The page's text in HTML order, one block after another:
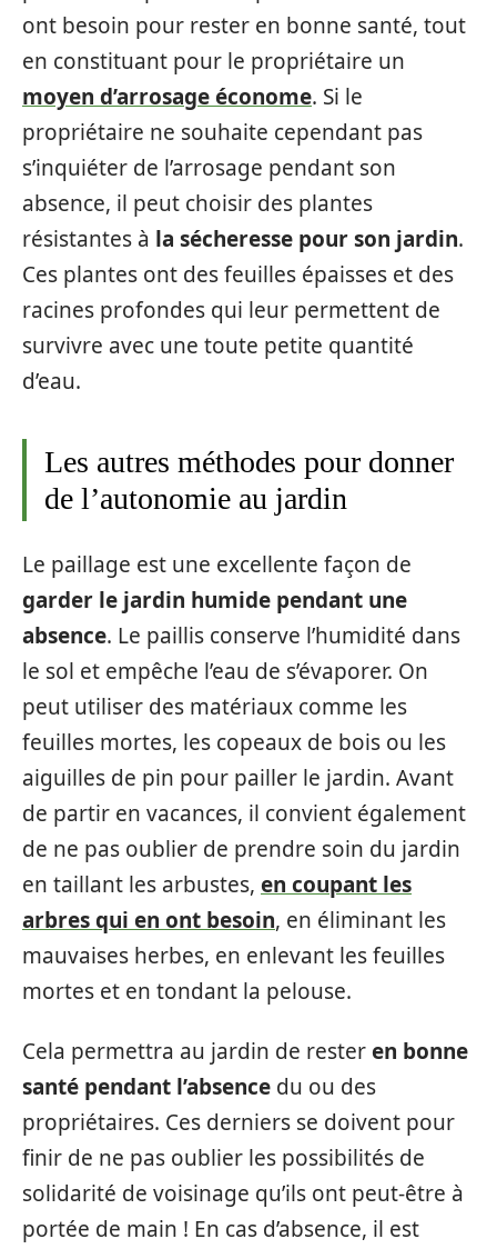
ont besoin pour rester en bonne santé, tout
en constituant pour le propriétaire un
moyen d’arrosage économe. Si le
propriétaire ne souhaite cependant pas
s’inquiéter de l’arrosage pendant son
absence, il peut choisir des plantes
résistantes à la sécheresse pour son jardin.
Ces plantes ont des feuilles épaisses et des
racines profondes qui leur permettent de
survivre avec une toute petite quantité
d’eau.
Les autres méthodes pour donner
de l’autonomie au jardin
Le paillage est une excellente façon de
garder le jardin humide pendant une
absence. Le paillis conserve l’humidité dans
le sol et empêche l’eau de s’évaporer. On
peut utiliser des matériaux comme les
feuilles mortes, les copeaux de bois ou les
aiguilles de pin pour pailler le jardin. Avant
de partir en vacances, il convient également
de ne pas oublier de prendre soin du jardin
en taillant les arbustes, en coupant les
arbres qui en ont besoin, en éliminant les
mauvaises herbes, en enlevant les feuilles
mortes et en tondant la pelouse.
Cela permettra au jardin de resteren bonne
santé pendant l’absence du ou des
propriétaires. Ces derniers se doivent pour
finir de ne pas oublier les possibilités de
solidarité de voisinage qu’ils ont peut-être à
portée de main ! En cas d’absence, il est